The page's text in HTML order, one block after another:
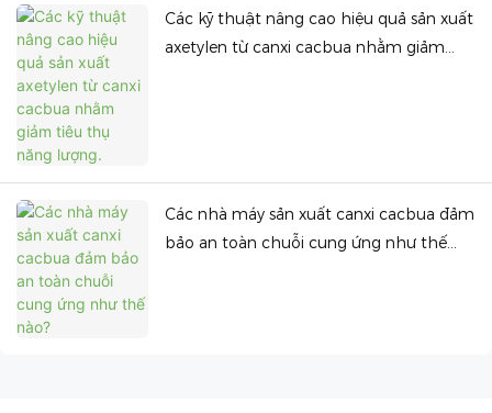
Các kỹ thuật nâng cao hiệu quả sản xuất
axetylen từ canxi cacbua nhằm giảm
Các nhà máy sản xuất canxi cacbua đảm
bảo an toàn chuỗi cung ứng như thế